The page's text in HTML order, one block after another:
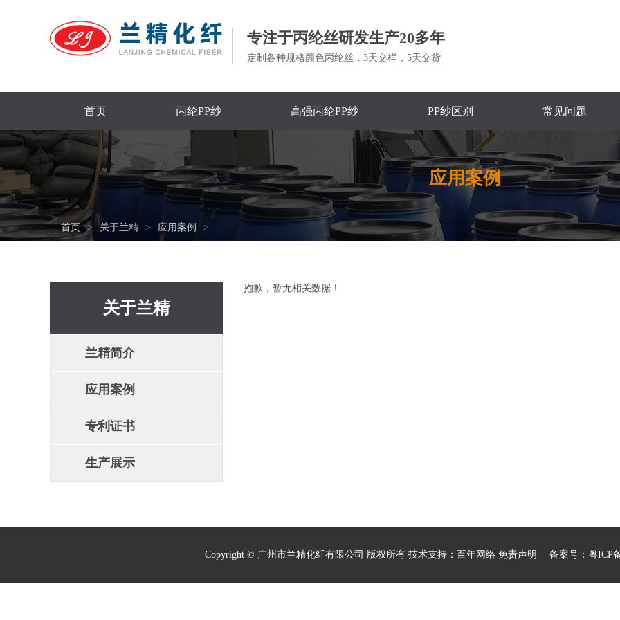
专注于丙纶丝研发生产20多年
定制各种规格颜色丙纶丝，3天交样，5天交货
首页 丙纶PP纱 高强丙纶PP纱 PP纱区别 常见问题
应用案例
首页 关于兰精 应用案例
关于兰精
兰精简介
应用案例
专利证书
生产展示
抱歉，暂无相关数据！
Copyright © 广州市兰精化纤有限公司 版权所有 技术支持： 百年网络 免责声明 备案号： 粤ICP